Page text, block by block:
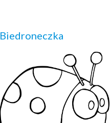
Biedroneczka